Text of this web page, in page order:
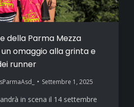
della Parma Mezza
omaggio alla grinta e
runner
Settembre 1, 2025
in scena il 14 settembre